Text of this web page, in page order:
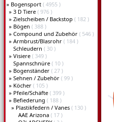
» Bogensport ( 4955 )
» 3 D Tiere ( 976 )
» Zielscheiben / Backstop ( 182 )
» Bögen ( 388 )
» Compound und Zubehör ( 546 )
» Armbrust/Blasrohr ( 184 )
Schleudern ( 30 )
» Visiere ( 349 )
Spannschnüre ( 10 )
» Bogenständer ( 27 )
» Sehnen / Zubehör ( 99 )
» Köcher ( 105 )
» Pfeile/Schäfte ( 399 )
» Befiederung ( 188 )
» Plastikfedern / Vanes ( 130 )
AAE Arizona ( 17 )